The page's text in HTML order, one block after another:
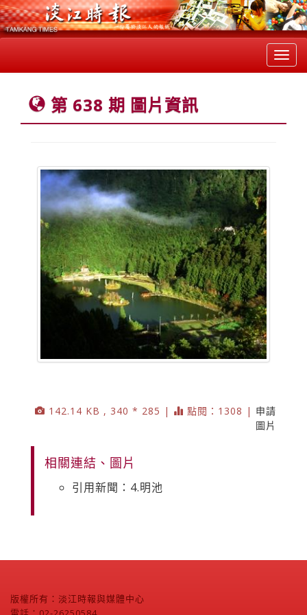
第 638 期 圖片資訊
142.14 KB , 340 * 285 | 點閱：1308 | 申請
圖片
相關連結、圖片
引用新聞：4.明池
版權所有：淡江時報與媒體中心